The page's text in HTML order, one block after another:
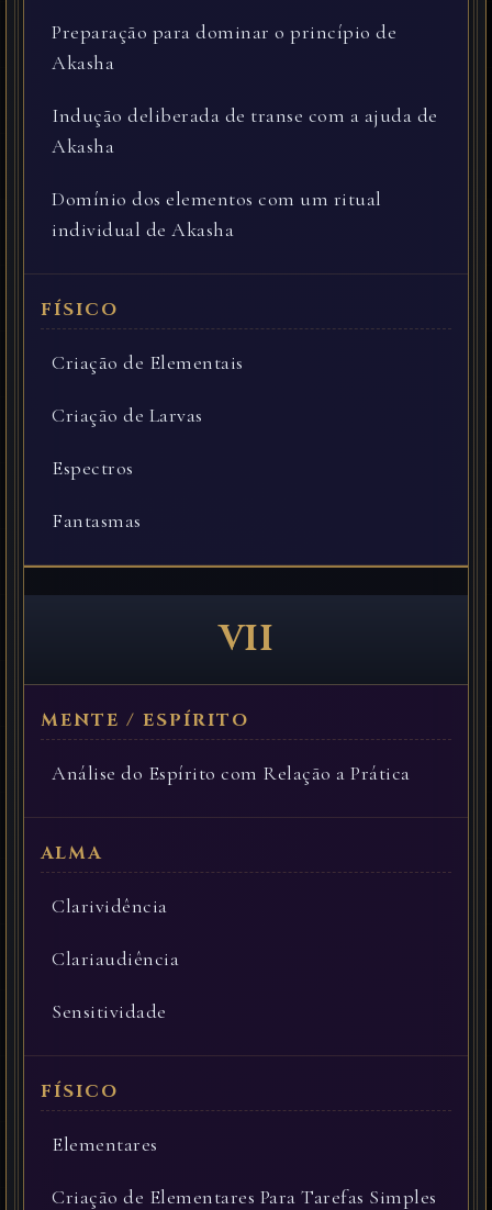
Preparação para dominar o princípio de
Akasha
Indução deliberada de transe com a ajuda de
Akasha
Domínio dos elementos com um ritual
individual de Akasha
Criação de Elementais
Criação de Larvas
Espectros
Fantasmas
VII
Análise do Espírito com Relação a Prática
Clarividência
Clariaudiência
Sensitividade
Elementares
Criação de Elementares Para Tarefas Simples